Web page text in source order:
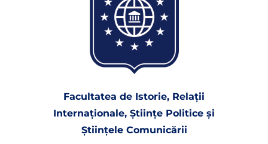
Facultatea de Istorie, Relaţii
Internaţionale, Ştiinţe Politice şi
Ştiinţele Comunicării